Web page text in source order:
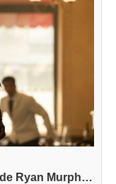
FX The Beauty : la nouvelle série de Ryan Murphy...